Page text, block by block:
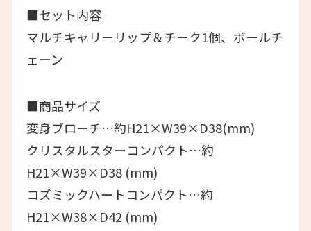
■セット内容
マルチキャリーリップ＆チーク1個、ボールチ
ェーン
■商品サイズ
変身ブローチ…約H21×W39×D38(mm)
クリスタルスターコンパクト…約
H21×W39×D38 (mm)
コズミックハートコンパクト…約
H21×W38×D42 (mm)